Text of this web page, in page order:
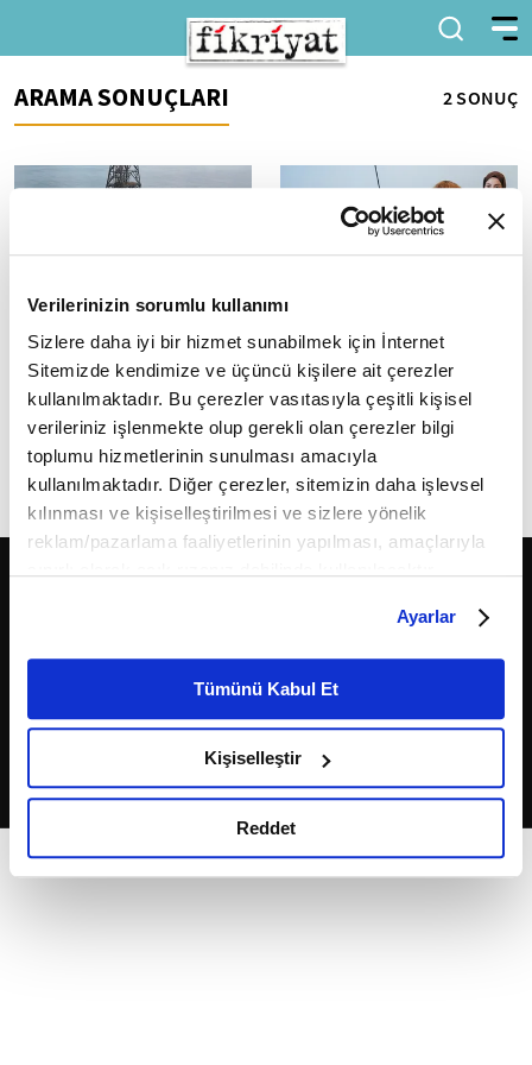
Verilerinizin sorumlu kullanımı
Sizlere daha iyi bir hizmet sunabilmek için İnternet
Sitemizde kendimize ve üçüncü kişilere ait çerezler
kullanılmaktadır. Bu çerezler vasıtasıyla çeşitli kişisel
verileriniz işlenmekte olup gerekli olan çerezler bilgi
toplumu hizmetlerinin sunulması amacıyla
kullanılmaktadır. Diğer çerezler, sitemizin daha işlevsel
kılınması ve kişiselleştirilmesi ve sizlere yönelik
reklam/pazarlama faaliyetlerinin yapılması, amaçlarıyla
belirleyebilirsiniz. Çerezlere ilişkin detaylı bilgi için
Ayarlar butonuna tıklayabilir,Çerez Bilgilendirme
Metnimizi ziyaret edebilirsiniz.
6698 sayılı Kişisel Verilerin Korunması Kanunu uyarınca
okumak ve sitemizi ziyaretiniz kapsamında
gerçekleştirilen veri işleme faaliyetleri ile ilgili daha
detaylı bilgi almak için lütfentıklayınız.
Ayarlar
Tümünü Kabul Et
Kişiselleştir
Reddet
ARAMA SONUÇLARI 2 SONUÇ
Sıfır Atık Festivali'ne Yavuz
Gemisi'nden Çağrı
Enerji ve Tabii Kaynaklar
Bakanlığı'ndan yapılan
açıklamaya göre, Mavi Vatan'da
enerji arama çalışmalarını
sürdüren...
DENEYAP atölyesi yaz
tatilinde de eğitimlerine
devam ediyor
- Türkiye Teknoloji Takımı Vakfı
Yönetim Kurulu Başkanı Elvan
Kuzucu Hıdır: - "Diğer
şehirlerimizde de benzer
şekilde...
2026Fikriyat. Tüm hakları saklıdır.